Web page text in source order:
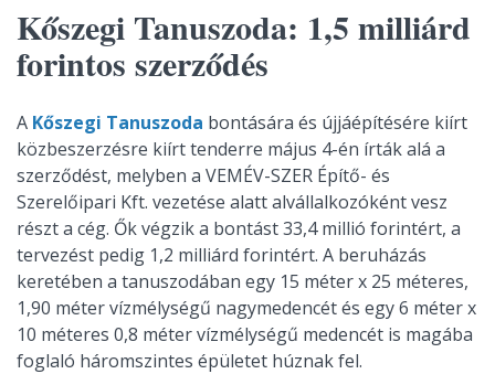
Kőszegi Tanuszoda: 1,5 milliárd
forintos szerződés
A Kőszegi Tanuszoda bontására és újjáépítésére kiírt
közbeszerzésre kiírt tenderre május 4-én írták alá a
szerződést, melyben a VEMÉV-SZER Építő- és
Szerelőipari Kft. vezetése alatt alvállalkozóként vesz
részt a cég. Ők végzik a bontást 33,4 millió forintért, a
tervezést pedig 1,2 milliárd forintért. A beruházás
keretében a tanuszodában egy 15 méter x 25 méteres,
1,90 méter vízmélységű nagymedencét és egy 6 méter x
10 méteres 0,8 méter vízmélységű medencét is magába
foglaló háromszintes épületet húznak fel.